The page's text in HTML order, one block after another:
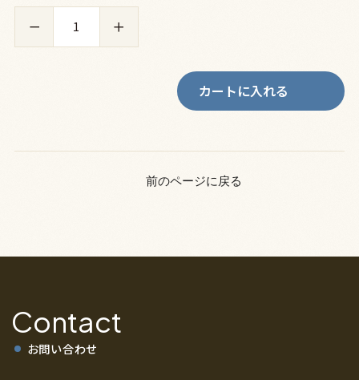
－ ＋
カートに入れる
前のページに戻る
Contact
お問い合わせ